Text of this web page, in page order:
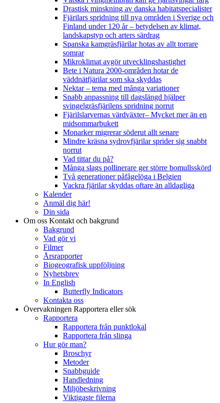
Drastisk minskning av danska habitatspecialister
Fjärilars spridning till nya områden i Sverige och
Finland under 120 år– betydelsen av klimat,
landskapstyp och arters särdrag
Spanska kamgräsfjärilar hotas av allt torrare
somrar
Mikroklimat avgör utvecklingshastighet
Bete i Natura 2000-områden hotar de
väddnätfjärilar som ska skyddas
Nektar – tema med många variationer
Snabb anpassning till dagslängd hjälper
svingelgräsfjärilens spridning norrut
Fjärilslarvernas värdväxter– Mycket mer än en
midsommarbukett
Monarker migrerar söderut allt senare
Mindre kräsna sydrovfjärilar sprider sig snabbt
norrut
Vad tittar du på?
Många slags pollinerare ger större bomullsskörd
Två generationer påfågelöga i Belgien
Vackra fjärilar skyddas oftare än alldagliga
Kalender
Anmäl dig här!
Din sida
Om oss Kontakt och bakgrund
Bakgrund
Vad gör vi
Filmer
Årsrapporter
Biogeografisk uppföljning
Nyhetsbrev
In English
Butterfly Indicators
Kontakta oss
Övervakningen Rapportera eller sök
Rapportera
Rapportera från punktlokal
Rapportera från slinga
Hur gör man?
Broschyr
Metoder
Snabbguide
Handledning
Miljöbeskrivning
Viktigaste filerna